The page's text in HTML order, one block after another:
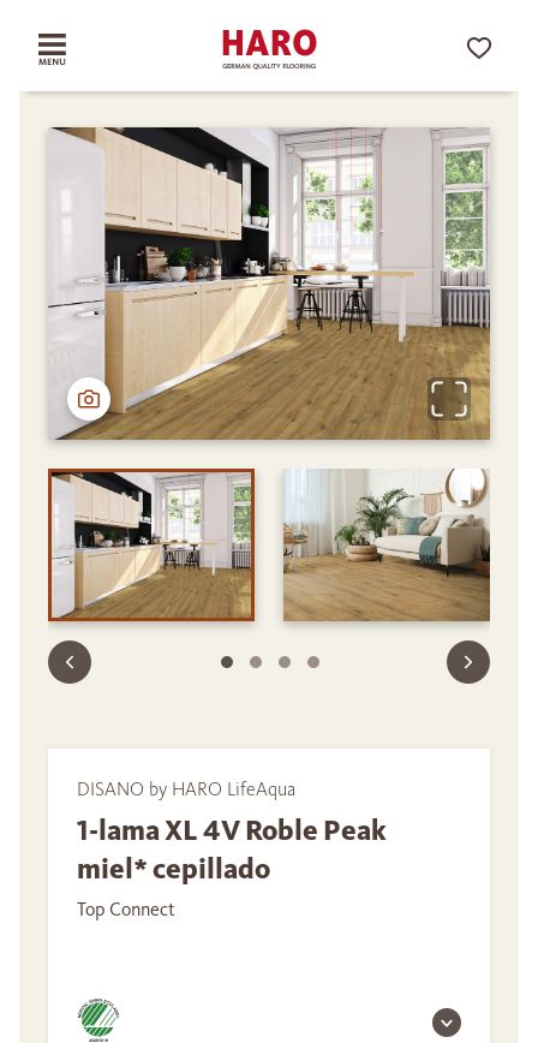
DISANO by HARO LifeAqua
1-lama XL 4V Roble Peak
miel* cepillado
Top Connect